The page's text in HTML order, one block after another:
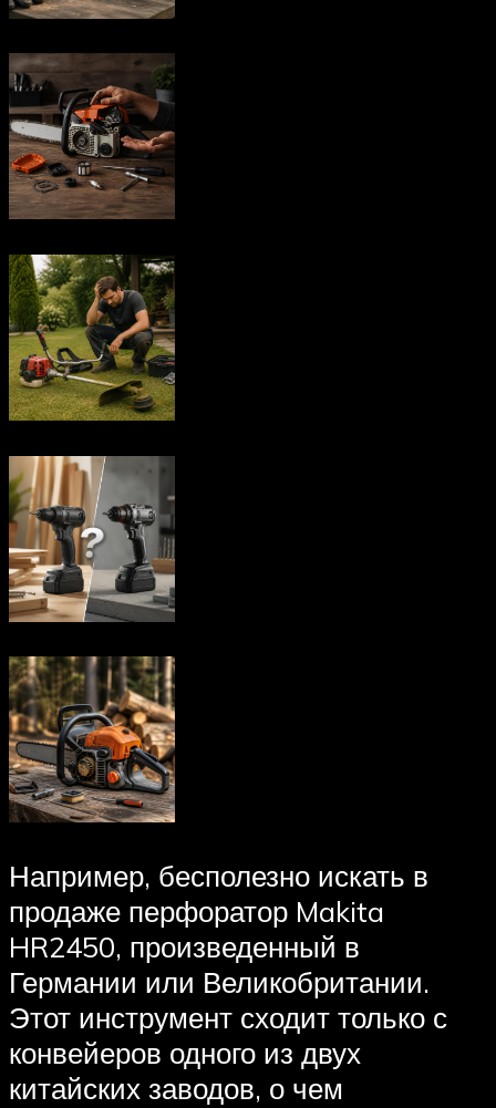
Например, бесполезно искать в
продаже перфоратор Makita
HR2450, произведенный в
Германии или Великобритании.
Этот инструмент сходит только с
конвейеров одного из двух
китайских заводов, о чем